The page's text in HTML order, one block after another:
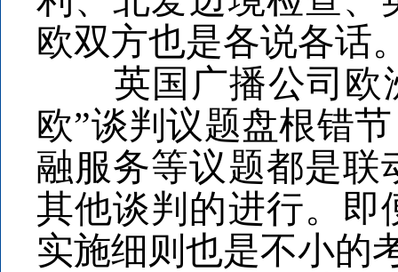
欧双方也是各说各话
英国广播公司欧洲
欧”谈判议题盘根错
融服务等议题都是联
其他谈判的进行。即
实施细则也是不小的